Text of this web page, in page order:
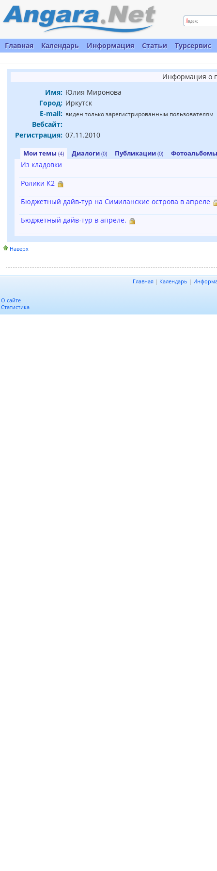
Главная Календарь Информация Статьи Турсервис
Информация о
Имя: Юлия Миронова
Город: Иркутск
E-mail: виден только зарегистрированным пользователям
Вебсайт:
Регистрация: 07.11.2010
Мои темы (4) Диалоги (0) Публикации (0)
Из кладовки
Ролики К2
Бюджетный дайв-тур на Симиланские острова в апреле
Бюджетный дайв-тур в апреле.
Наверх
Главная | Календарь |
О сайте
Статистика